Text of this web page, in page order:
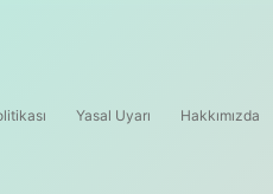
Yasal Uyarı Hakkımızda